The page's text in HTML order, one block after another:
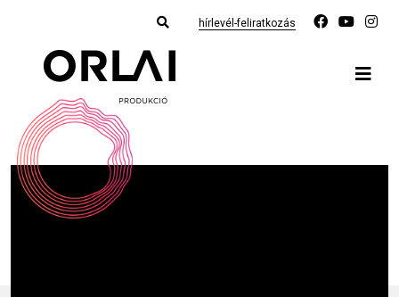
hírlevél-feliratkozás